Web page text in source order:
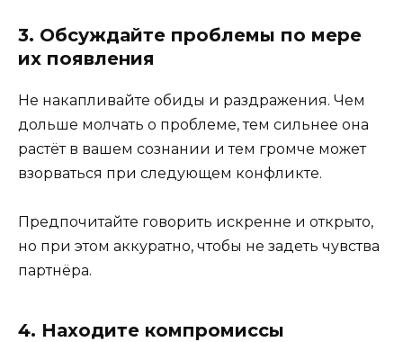
3. Обсуждайте проблемы по мере
их появления
Не накапливайте обиды и раздражения. Чем
дольше молчать о проблеме, тем сильнее она
растёт в вашем сознании и тем громче может
взорваться при следующем конфликте.
Предпочитайте говорить искренне и открыто,
но при этом аккуратно, чтобы не задеть чувства
партнёра.
4. Находите компромиссы